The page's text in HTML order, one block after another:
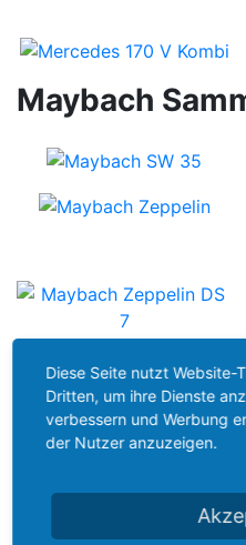
Maybach
Rolls-Royce
Sammlung:
Diese Seite nutzt Website-
Dritten, um ihre Dienste
verbessern und Werbung
der Nutzer anzuzeigen.